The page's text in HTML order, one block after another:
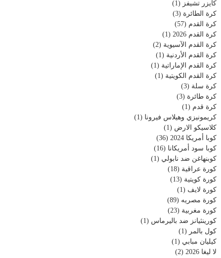
كايزر تشيفز (1)
كرة الطائرة (3)
كرة القدم (57)
كرة القدم 2026
(1)
كرة القدم الآسيوية (2)
كرة القدم الأردنية (1)
كرة القدم الإماراتية (1)
كرة القدم الكويتية (1)
كرة سلة (3)
كرة طائرة (3)
كرة قدم (1)
كريمونيزي وهيلاس فيرونا (1)
كلاسيكو الارض (1)
كوبا أمريكا 2024
(36)
كوبا سود أمريكانا (16)
كوبنهاغن ضد نابولي (1)
كورة عراقية (18)
كورة كويتية (13)
كورة لايف (1)
كورة مصريه (89)
كورة مغربية (23)
كورينثيانز ضد باليرماس (1)
كول بالمر (1)
كيليان مبابي (1)
لا ليغا 2026
(2)